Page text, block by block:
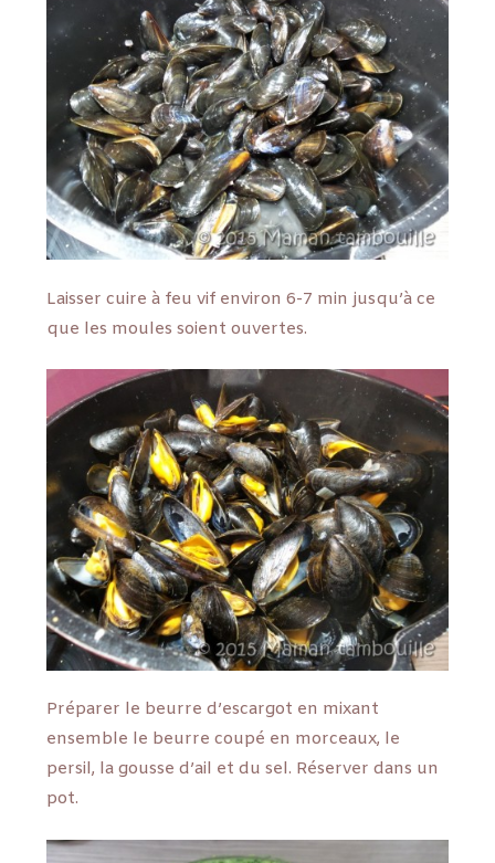
Laisser cuire à feu vif environ 6-7 min jusqu’à ce
que les moules soient ouvertes.
Préparer le beurre d’escargot en mixant
ensemble le beurre coupé en morceaux, le
persil, la gousse d’ail et du sel. Réserver dans un
pot.